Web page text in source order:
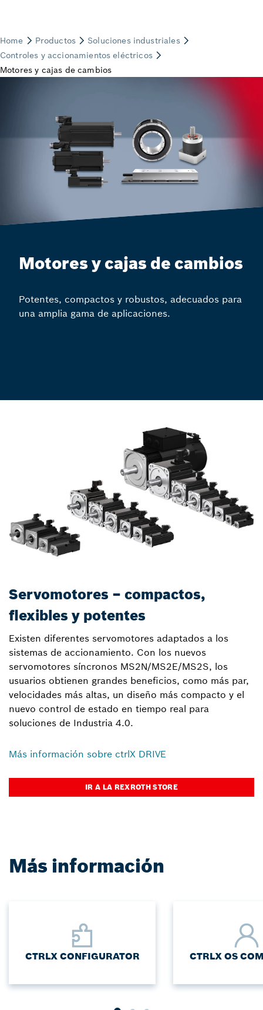
Motores y cajas de cambios
Potentes, compactos y robustos, adecuados para
una amplia gama de aplicaciones.
Servomotores – compactos,
flexibles y potentes
Existen diferentes servomotores adaptados a los
sistemas de accionamiento. Con los nuevos
servomotores síncronos MS2N/MS2E/MS2S, los
usuarios obtienen grandes beneficios, como más par,
velocidades más altas, un diseño más compacto y el
nuevo control de estado en tiempo real para
soluciones de Industria 4.0.
Más información sobre ctrlX DRIVE
IR A LA REXROTH STORE
Más información
CTRLX CONFIGURATOR CTRLX OS